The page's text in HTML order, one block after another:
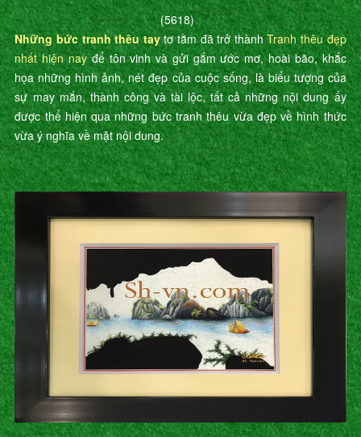
(5618)
Những bức tranh thêu taytơ tằm đã trở thànhTranh thêu đẹp
nhất hiện nayđể tôn vinh và gửi gắm ước mơ, hoài bão, khắc
họa những hình ảnh, nét đẹp của cuộc sống, là biểu tượng của
sự may mắn, thành công và tài lộc, tất cả những nội dung ấy
được thể hiện qua những bức tranh thêu vừa đẹp về hình thức
vừa ý nghĩa về mặt nội dung.